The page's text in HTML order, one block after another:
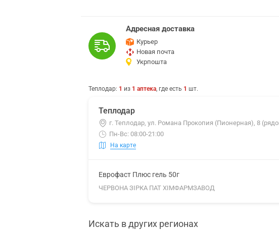
Адресная доставка
Курьер
Новая почта
Укрпошта
Теплодар: 1 из 1 аптека, где есть 1 шт.
Теплодар
г. Теплодар, ул. Романа Прокопия (Пионерная), 8
Пн-Вс: 08:00-21:00
На карте
Еврофаст Плюс гель 50г
ЧЕРВОНА ЗІРКА ПАТ ХІМФАРМЗАВОД
Искать в других регионах